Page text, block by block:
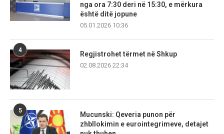
nga ora 7:30 deri në 15:30, e mërkura
është ditë jopune
05.01.2026 10:36
4
Regjistrohet tërmet në Shkup
02.08.2026 22:34
5
Mucunski: Qeveria punon për
zhbllokimin e eurointegrimeve, detajet